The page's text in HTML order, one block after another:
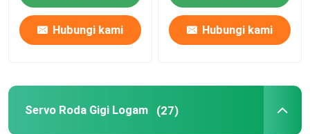
Motor Servo Sedang
Motor Servo Digital
Hubungi kami Hubungi kami
Servo Roda Gigi Logam (27)